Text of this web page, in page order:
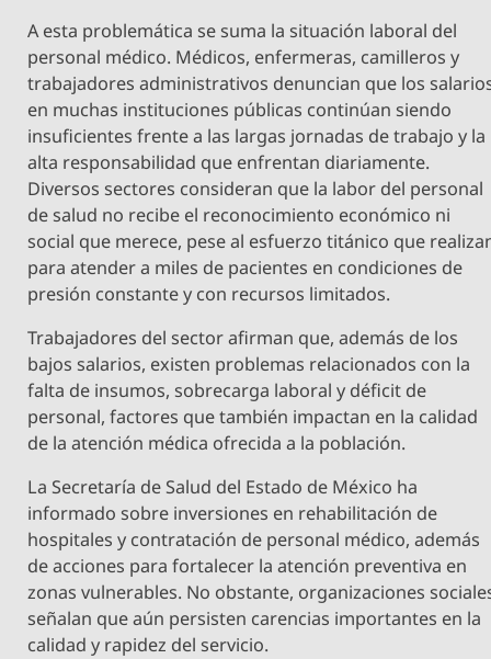
A esta problemática se suma la situación laboral del
personal médico. Médicos, enfermeras, camilleros y
trabajadores administrativos denuncian que los
en muchas instituciones públicas continúan siendo
insuficientes frente a las largas jornadas de trabajo y la
alta responsabilidad que enfrentan diariamente.
Diversos sectores consideran que la labor del personal
de salud no recibe el reconocimiento económico ni
social que merece, pese al esfuerzo titánico que
para atender a miles de pacientes en condiciones de
presión constante y con recursos limitados.
Trabajadores del sector afirman que, además de los
bajos salarios, existen problemas relacionados con la
falta de insumos, sobrecarga laboral y déficit de
personal, factores que también impactan en la calidad
de la atención médica ofrecida a la población.
La Secretaría de Salud del Estado de México ha
informado sobre inversiones en rehabilitación de
hospitales y contratación de personal médico, además
de acciones para fortalecer la atención preventiva en
zonas vulnerables. No obstante, organizaciones
señalan que aún persisten carencias importantes en la
calidad y rapidez del servicio.